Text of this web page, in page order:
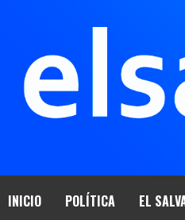
INICIO POLÍTICA EL